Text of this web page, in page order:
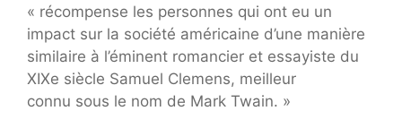
« récompense les personnes qui ont eu un
impact sur la société américaine d’une manière
similaire à l’éminent romancier et essayiste du
XIXe siècle Samuel Clemens, meilleur
connu sous le nom de Mark Twain. »